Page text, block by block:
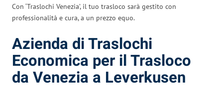
Con ‘Traslochi Venezia’, il tuo trasloco sarà gestito con
professionalità e cura, a un prezzo equo.
Azienda di Traslochi
Economica per il Trasloco
da Venezia a Leverkusen